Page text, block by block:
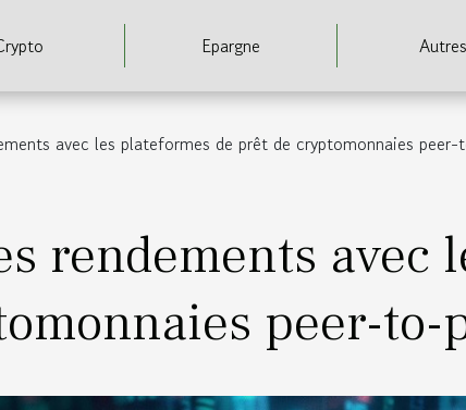
Epargne Autres
avec les plateformes de prêt de cryptomonnaies
rendements avec
peer-to-